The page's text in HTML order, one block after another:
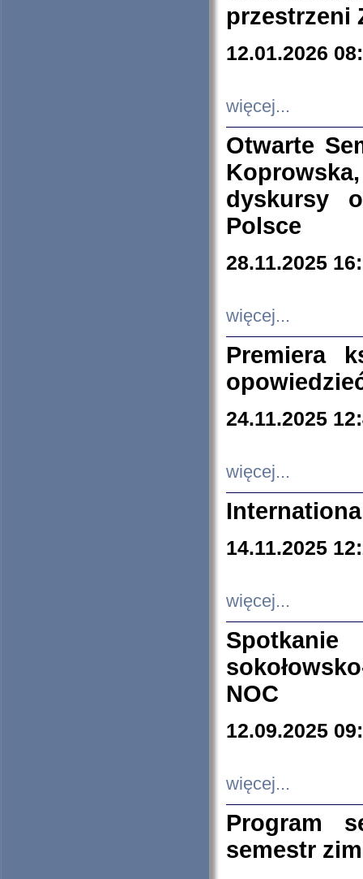
przestrzeni
12.01.2026
więcej...
Otwarte
dyskursy
Polsce
28.11.2025
więcej...
Premiera
24.11.2025
więcej...
14.11.2025
więcej...
NOC
12.09.2025
więcej...
Program
semestr